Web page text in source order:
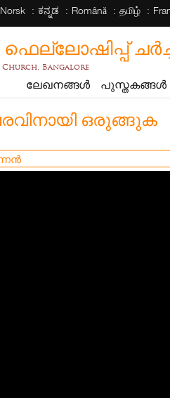
Norsk ಕನ್ನಡ Română தமிழ்
Bangalore
ലേഖനങ്ങൾ പുസ്തകങ്ങൾ
ഒരുങ്ങുക